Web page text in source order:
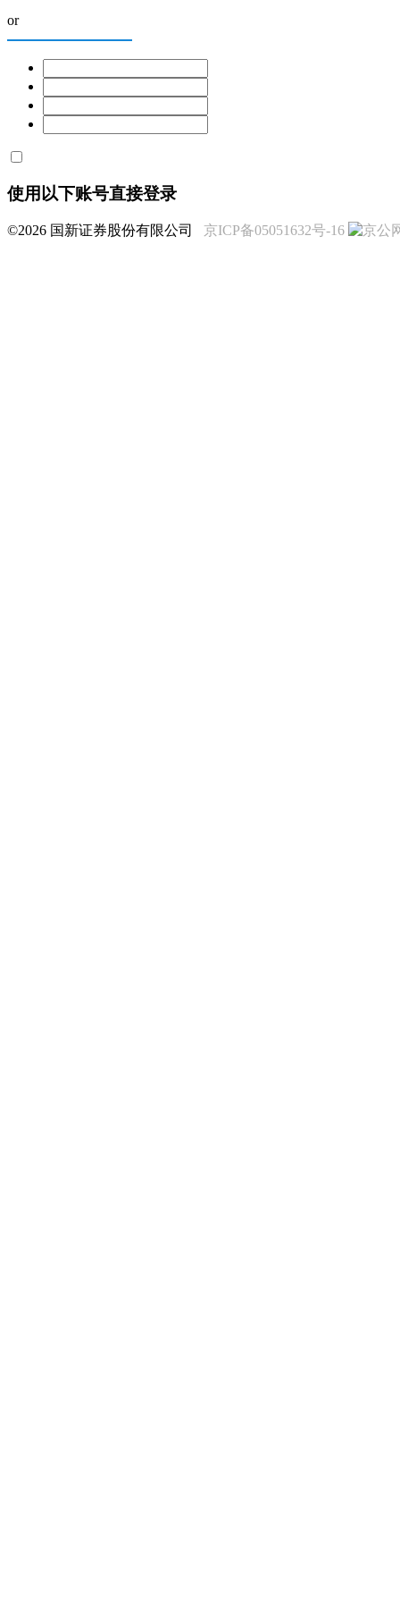
or
使用以下账号直接登录
©2026 国新证券股份有限公司 京ICP备05051632号-16 京公